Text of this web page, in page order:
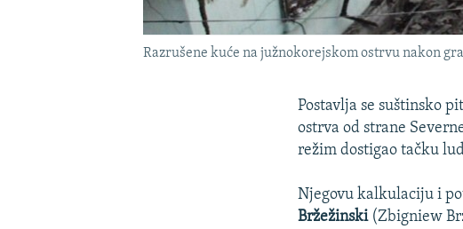
Razrušene kuće na južnokorejskom ostrvu nakon
Postavlja se suštinsko
ostrva od strane
režim dostigao tačku
Njegovu kalkulaciju i
Bržežinski(Zbigniew